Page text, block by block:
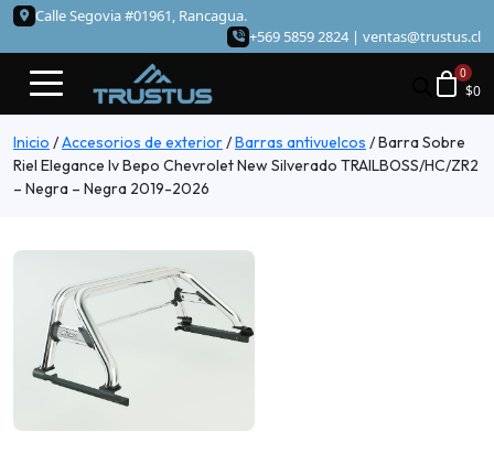
Calle Segovia #01961, Rancagua.
+569 5859 2824 | ventas@trustus.cl
$0
Inicio /Accesorios de exterior/Barras antivuelcos /Barra Sobre
Riel Elegance Iv Bepo Chevrolet New Silverado TRAILBOSS/HC/ZR2
– Negra – Negra 2019-2026